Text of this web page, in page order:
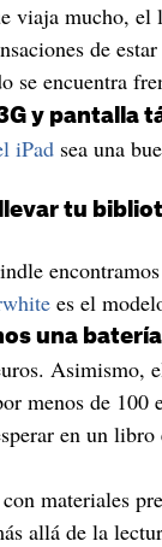
viaja mucho, el
de
se encuentra
y pantalla
iPadsea una
tu
es el
una
Asimismo,
menos de 100
en un
materiales
allá de la